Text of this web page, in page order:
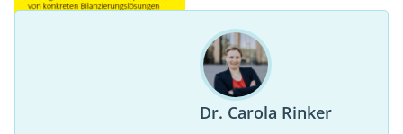
Dr. Carola Rinker